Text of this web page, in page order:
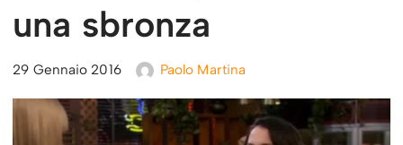
una sbronza
29 Gennaio 2016 Paolo Martina